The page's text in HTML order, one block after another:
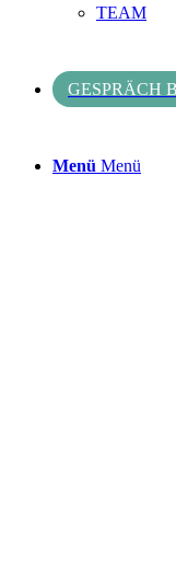
TEAM
GESPRÄCH
Menü Menü